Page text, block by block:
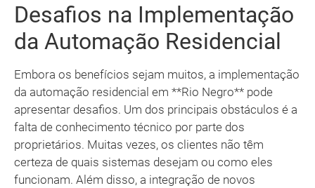
Desafios na Implementação
da Automação Residencial
Embora os benefícios sejam muitos, a implementação
da automação residencial em **Rio Negro** pode
apresentar desafios. Um dos principais obstáculos é a
falta de conhecimento técnico por parte dos
proprietários. Muitas vezes, os clientes não têm
certeza de quais sistemas desejam ou como eles
funcionam. Além disso, a integração de novos